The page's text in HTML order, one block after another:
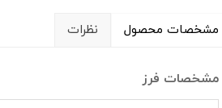
کمپرسور هوا
سایر ابزار برقی
مشخصات محصول نظرات
مشخصات فرز